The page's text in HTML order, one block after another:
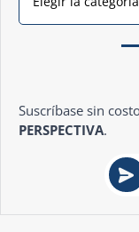
Suscríbase sin
PERSPECTIVA.